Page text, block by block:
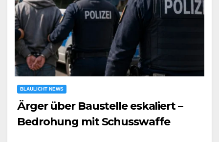
BLAULICHT NEWS
Ärger über Baustelle eskaliert –
Bedrohung mit Schusswaffe